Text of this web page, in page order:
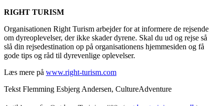
RIGHT TURISM
Organisationen Right Turism arbejder for at informere de rejsende
om dyreoplevelser, der ikke skader dyrene. Skal du ud og rejse så
slå din rejsedestination op på organisationens hjemmesiden og få
gode tips og råd til dyrevenlige oplevelser.
Læs mere på www.right-turism.com
Tekst Flemming Esbjerg Andersen, CultureAdventure